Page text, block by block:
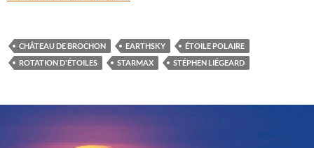
CHÂTEAU DE BROCHON EARTHSKY
ÉTOILE POLAIRE
ROTATION D'ÉTOILES
STARMAX STÉPHEN LIÉGEARD